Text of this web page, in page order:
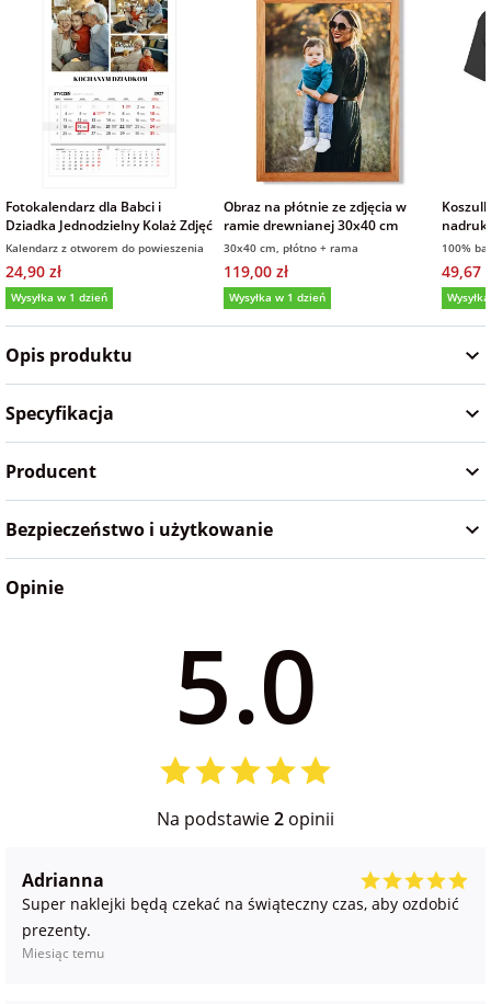
Fotoksiążki
Dodatki i
opakowania
na Dzień
Chłopaka
na Dzień Kobiet
na walentynki
na mikołajki
na prezent
świąteczny
na Dzień Babci i
Dziadka
na Wielkanoc
na wieczór
dla przyjaciółki
dla przyjaciela
Fotokalendarz dla Babci i
Dziadka Jednodzielny Kolaż Zdjęć
Kalendarz z otworem do powieszenia
24,90 zł
Wysyłka w 1 dzień
Obraz na płótnie ze zdjęcia w
ramie drewnianej 30x40 cm
30x40 cm, płótno + rama
119,00 zł
Wysyłka w 1 dzień
100%
49,67
Opis produktu
Specyfikacja
Producent
Bezpieczeństwo i użytkowanie
Opinie
5.0
Na podstawie2 opinii
Adrianna
Super naklejki będą czekać na świąteczny czas, aby ozdobić
prezenty.
Miesiąc temu